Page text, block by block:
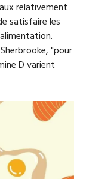
relativement
satisfaire les
"pour
D varient